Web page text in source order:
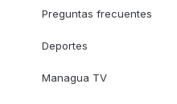
Preguntas frecuentes
Deportes
Managua TV